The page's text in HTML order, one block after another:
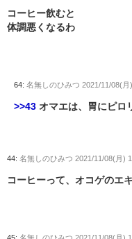
コーヒー飲むと
体調悪くなるわ
64: 名無しのひみつ 2021/11/08(月
>>43 オマエは、胃にピロ
44: 名無しのひみつ 2021/11/08(月)
コーヒーって、オコゲのエ